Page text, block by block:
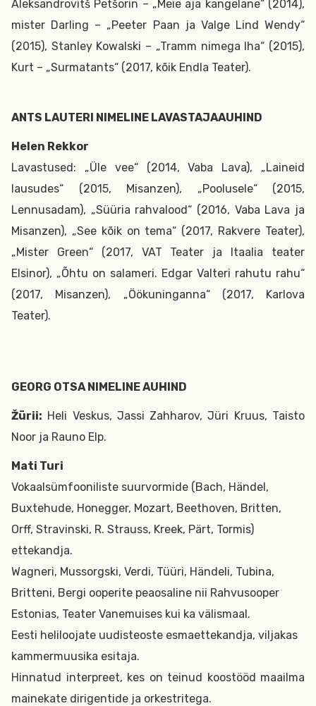
Aleksandrovitš Petšorin – „Meie aja kangelane“ (2014),
mister Darling – „Peeter Paan ja Valge Lind Wendy“
(2015), Stanley Kowalski – „Tramm nimega Iha“ (2015),
Kurt – „Surmatants“ (2017, kõik Endla Teater).
ANTS LAUTERI NIMELINE LAVASTAJAAUHIND
Helen Rekkor
Lavastused: „Üle vee“ (2014, Vaba Lava), „Laineid
lausudes“ (2015, Misanzen), „Poolusele“ (2015,
Lennusadam), „Süüria rahvalood“ (2016, Vaba Lava ja
Misanzen), „See kõik on tema“ (2017, Rakvere Teater),
„Mister Green“ (2017, VAT Teater ja Itaalia teater
Elsinor), „Õhtu on salameri. Edgar Valteri rahutu rahu“
(2017, Misanzen), „Öökuninganna“ (2017, Karlova
Teater).
GEORG OTSA NIMELINE AUHIND
Žürii: Heli Veskus, Jassi Zahharov, Jüri Kruus, Taisto
Noor ja Rauno Elp.
Mati Turi
Vokaalsümfooniliste suurvormide (Bach, Händel,
Buxtehude, Honegger, Mozart, Beethoven, Britten,
Orff, Stravinski, R. Strauss, Kreek, Pärt, Tormis)
ettekandja.
Wagneri, Mussorgski, Verdi, Tüüri, Händeli, Tubina,
Britteni, Bergi ooperite peaosaline nii Rahvusooper
Estonias, Teater Vanemuises kui ka välismaal.
Eesti heliloojate uudisteoste esmaettekandja, viljakas
kammermuusika esitaja.
Hinnatud interpreet, kes on teinud koostööd maailma
mainekate dirigentide ja orkestritega.